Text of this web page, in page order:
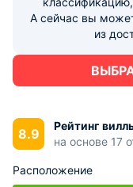
А сейчас вы
из
8.9
Рейтинг
на основе 17
Расположение